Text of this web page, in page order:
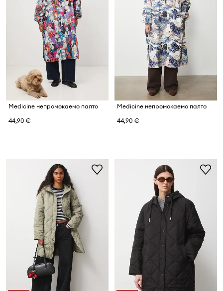
Medicine непромокаемо палто
44,90 €
Medicine непромокаемо палто
44,90 €